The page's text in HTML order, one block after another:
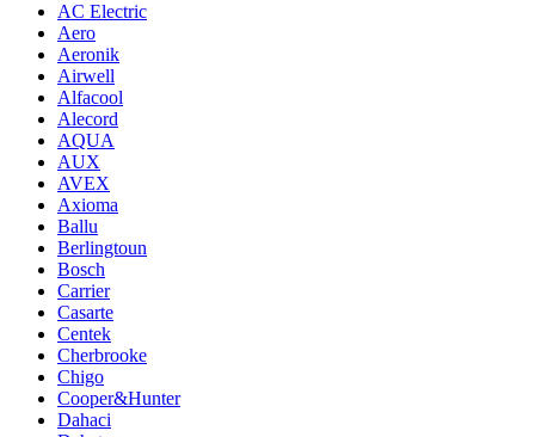
AC Electric
Aero
Aeronik
Airwell
Alfacool
Alecord
AQUA
AUX
AVEX
Axioma
Ballu
Berlingtoun
Bosch
Carrier
Casarte
Centek
Cherbrooke
Chigo
Cooper&Hunter
Dahaci